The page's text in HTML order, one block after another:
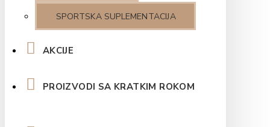
SPORTSKA SUPLEMENTACIJA
AKCIJE
PROIZVODI SA KRATKIM ROKOM